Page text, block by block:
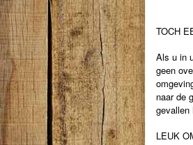
TOCH
Als u in
geen
naar de
gevallen
LEUK